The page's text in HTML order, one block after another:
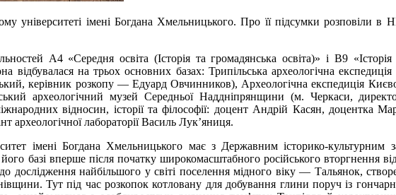
університеті імені Богдана Хмельницького. Про її підсумки розповіли в
А4 «Середня освіта (Історія та громадянська освіта)» і В9
відбувалася на трьох основних базах: Трипільська археологічна
керівник розкопу — Едуард Овчинников), Археологічна експедиція
археологічний музей Середньої Наддніпрянщини (м. Черкаси,
відносин, історії та філософії: доцент Андрій Касян, доцентка
лабораторії Василь Лук’яниця.
імені Богдана Хмельницького має з Державним історико-культурним
базі вперше після початку широкомасштабного російського вторгнення
найбільшого у світі поселення мідного віку — Тальянок,
Тут під час розкопок котловану для добування глини поруч із